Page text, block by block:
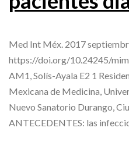
Med Int Méx. 2017
https://doi.org/10.24245/
AM1, Solís-Ayala E2 1
Mexicana de Medicina,
Nuevo Sanatorio Durango,
ANTECEDENTES: las